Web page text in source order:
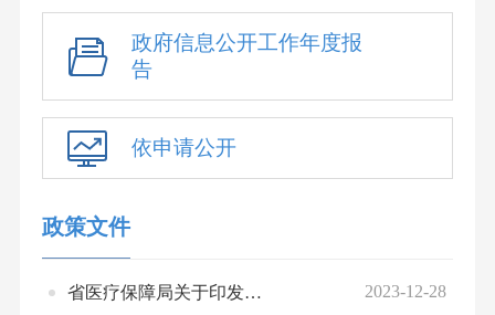
政府信息公开工作年度报
告
依申请公开
政策文件
省医疗保障局关于印发《湖北省医疗保障基金使用监督管理行政处罚裁量基准（试行）》的通知 2023-12-28